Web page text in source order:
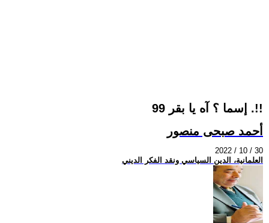
99 إسما ؟ آه يا بقر .!!
أحمد صبحى منصور
2022 / 10 / 30
العلمانية، الدين السياسي ونقد الفكر الديني